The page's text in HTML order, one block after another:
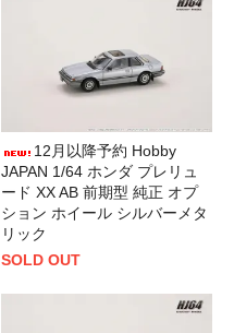
12月以降予約 Hobby
JAPAN 1/64 ホンダ プレリュ
ード XX AB 前期型 純正 オプ
ション ホイール シルバーメタ
リック
SOLD OUT